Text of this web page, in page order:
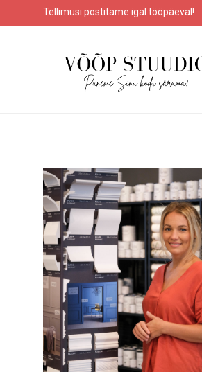
Tellimusi postitame igal tööpäeval!